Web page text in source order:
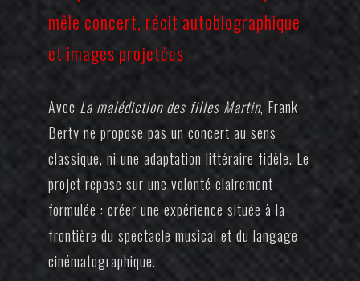
mêle concert, récit autobiographique
et images projetées
Avec La malédiction des filles Martin, Frank
Berty ne propose pas un concert au sens
classique, ni une adaptation littéraire fidèle. Le
projet repose sur une volonté clairement
formulée : créer une expérience située à la
frontière du spectacle musical et du langage
cinématographique.